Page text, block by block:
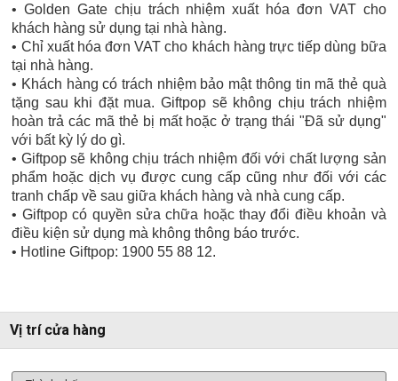
• Golden Gate chịu trách nhiệm xuất hóa đơn VAT cho
khách hàng sử dụng tại nhà hàng.
• Chỉ xuất hóa đơn VAT cho khách hàng trực tiếp dùng bữa
tại nhà hàng.
• Khách hàng có trách nhiệm bảo mật thông tin mã thẻ quà
tặng sau khi đặt mua. Giftpop sẽ không chịu trách nhiệm
hoàn trả các mã thẻ bị mất hoặc ở trạng thái "Đã sử dụng"
với bất kỳ lý do gì.
• Giftpop sẽ không chịu trách nhiệm đối với chất lượng sản
phẩm hoặc dịch vụ được cung cấp cũng như đối với các
tranh chấp về sau giữa khách hàng và nhà cung cấp.
• Giftpop có quyền sửa chữa hoặc thay đổi điều khoản và
điều kiện sử dụng mà không thông báo trước.
• Hotline Giftpop: 1900 55 88 12.
Vị trí cửa hàng